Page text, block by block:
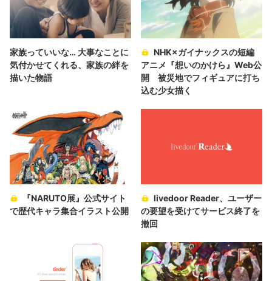
家族っていいな… 大事なことに
気付かせてくれる、家族の絆を
描いた物語
NHK×ガイナックスの短編
アニメ『想いのかけら』Web公
開 被災地でフィギュアに打ち
込む少女描く
『NARUTO展』公式サイト
で歴代キャラ集合イラスト公開
livedoor Reader、ユーザー
の要望を受けてサービス終了を
撤回